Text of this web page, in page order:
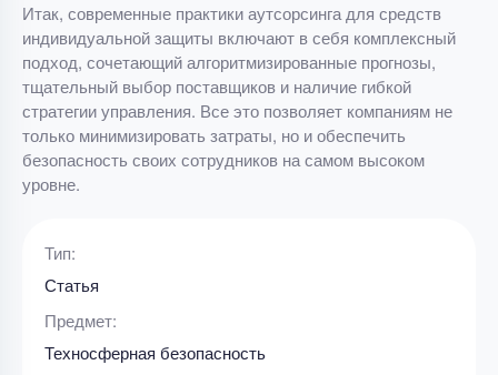
Итак, современные практики аутсорсинга для средств
индивидуальной защиты включают в себя комплексный
подход, сочетающий алгоритмизированные прогнозы,
тщательный выбор поставщиков и наличие гибкой
стратегии управления. Все это позволяет компаниям не
только минимизировать затраты, но и обеспечить
безопасность своих сотрудников на самом высоком
уровне.
Тип:
Статья
Предмет:
Техносферная безопасность